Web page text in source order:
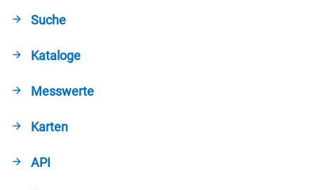
Suche
Kataloge
Messwerte
Karten
API